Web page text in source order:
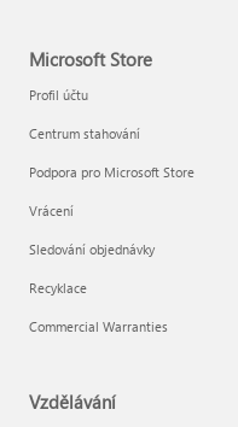
Microsoft Store
Profil účtu
Centrum stahování
Podpora pro Microsoft Store
Vrácení
Sledování objednávky
Recyklace
Commercial Warranties
Vzdělávání